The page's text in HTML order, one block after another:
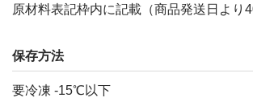
原材料表記枠内に記載（商品発送日より
保存方法
要冷凍 -15℃以下